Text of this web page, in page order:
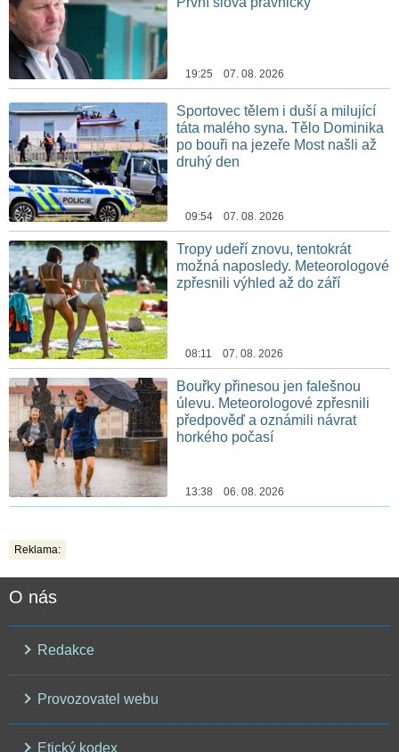
19:25 07. 08. 2026
Sportovec tělem i duší a milující
táta malého syna. Tělo Dominika
po bouři na jezeře Most našli až
druhý den
09:54 07. 08. 2026
Tropy udeří znovu, tentokrát
možná naposledy. Meteorologové
zpřesnili výhled až do září
08:11 07. 08. 2026
Bouřky přinesou jen falešnou
úlevu. Meteorologové zpřesnili
předpověď a oznámili návrat
horkého počasí
13:38 06. 08. 2026
Reklama:
O nás
Redakce
Provozovatel webu
Etický kodex